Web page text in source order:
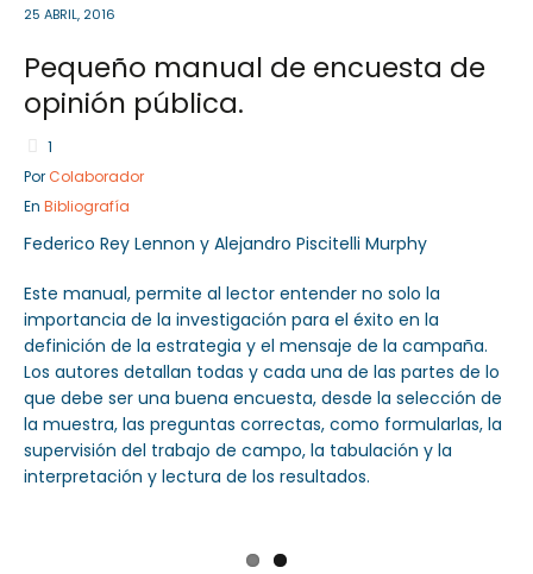
25 ABRIL, 2016
Pequeño manual de encuesta de
opinión pública.
1
Por Colaborador
En Bibliografía
Federico Rey Lennon y Alejandro Piscitelli Murphy
Este manual, permite al lector entender no solo la
importancia de la investigación para el éxito en la
definición de la estrategia y el mensaje de la campaña.
Los autores detallan todas y cada una de las partes de lo
que debe ser una buena encuesta, desde la selección de
la muestra, las preguntas correctas, como formularlas, la
supervisión del trabajo de campo, la tabulación y la
interpretación y lectura de los resultados.